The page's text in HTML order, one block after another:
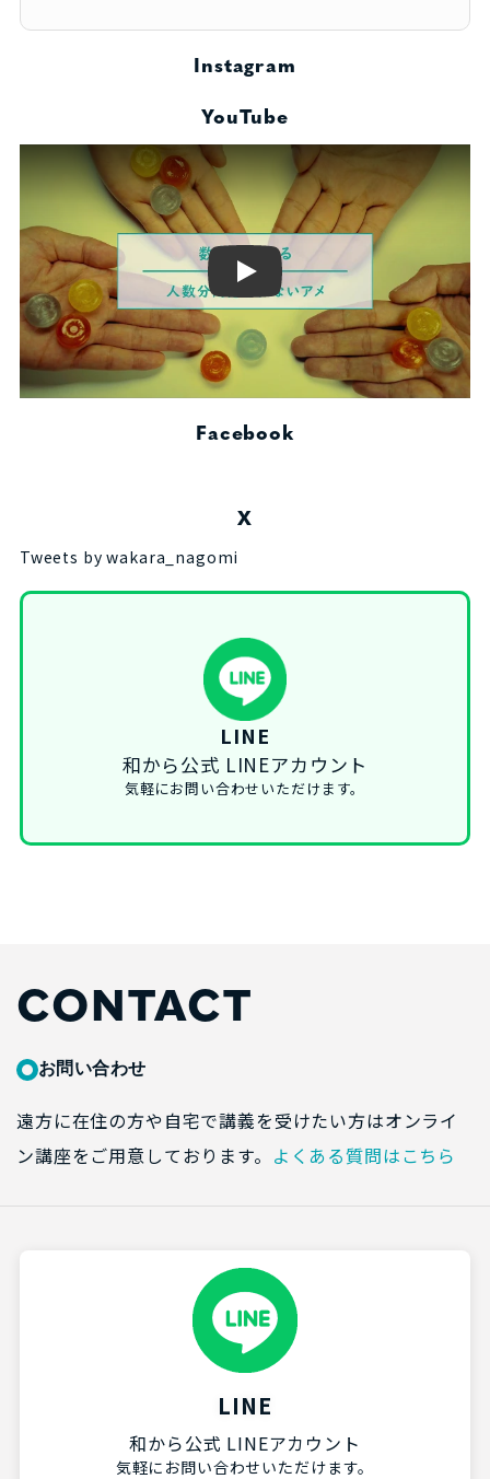
Instagram
YouTube
Play
Facebook
X
Tweets by wakara_nagomi
LINE
和から公式 LINEアカウント
気軽にお問い合わせいただけます。
CONTACT
お問い合わせ
遠方に在住の方や自宅で講義を受けたい方はオンライ
ン講座をご用意しております。 よくある質問はこちら
LINE
和から公式 LINEアカウント
気軽にお問い合わせいただけます。